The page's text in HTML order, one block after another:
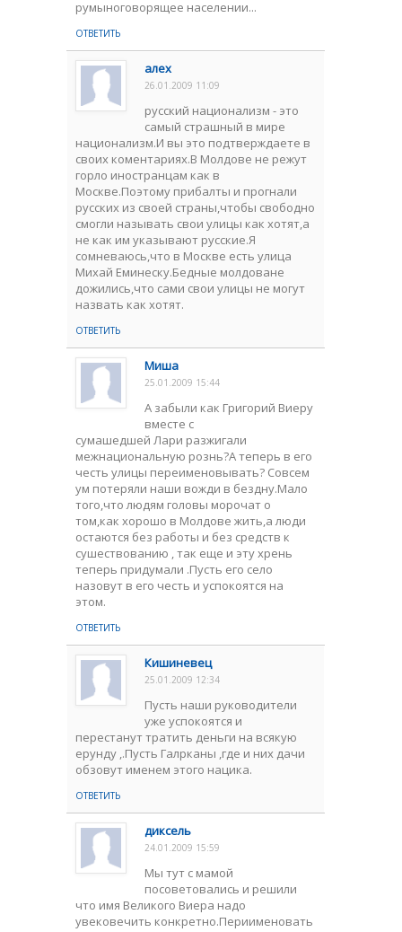
румыноговорящее населении...
ОТВЕТИТЬ
алех
26.01.2009 11:09
русский национализм - это
самый страшный в мире
национализм.И вы это подтверждаете в
своих коментариях.В Молдове не режут
горло иностранцам как в
Москве.Поэтому прибалты и прогнали
русских из своей страны,чтобы свободно
смогли называть свои улицы как хотят,а
не как им указывают русские.Я
сомневаюсь,что в Москве есть улица
Михай Еминеску.Бедные молдоване
дожились,что сами свои улицы не могут
назвать как хотят.
ОТВЕТИТЬ
Миша
25.01.2009 15:44
А забыли как Григорий Виеру
вместе с
сумашедшей Лари разжигали
межнациональную рознь?А теперь в его
честь улицы переименовывать? Совсем
ум потеряли наши вожди в бездну.Мало
того,что людям головы морочат о
том,как хорошо в Молдове жить,а люди
остаются без работы и без средств к
сушествованию , так еще и эту хрень
теперь придумали .Пусть его село
назовут в его честь и успокоятся на
этом.
ОТВЕТИТЬ
Кишиневец
25.01.2009 12:34
Пусть наши руководители
уже успокоятся и
перестанут тратить деньги на всякую
ерунду ,.Пусть Галрканы ,где и них дачи
обзовут именем этого нацика.
ОТВЕТИТЬ
диксель
24.01.2009 15:59
Мы тут с мамой
посоветовались и решили
что имя Великого Виера надо
увековечить конкретно.Периименовать